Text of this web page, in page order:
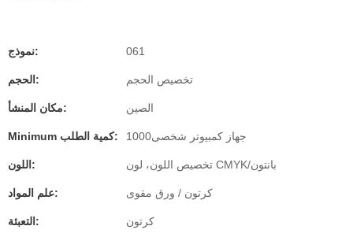
نموذج: 061
الحجم: تخصيص الحجم
مكان المنشأ: الصين
Minimum كمية الطلب: جهاز كمبيوتر شخصى1000
اللون: تخصيص اللون، لون CMYK/بانتون
علم المواد: كرتون / ورق مقوى
التعبئة: كرتون